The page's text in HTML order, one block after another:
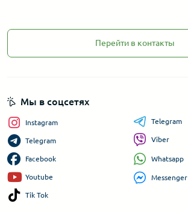
Перейти в контакты
Мы в соцсетях
Instagram
Telegram
Facebook
Youtube
Tik Tok
Telegram
Viber
Whatsapp
Messenger